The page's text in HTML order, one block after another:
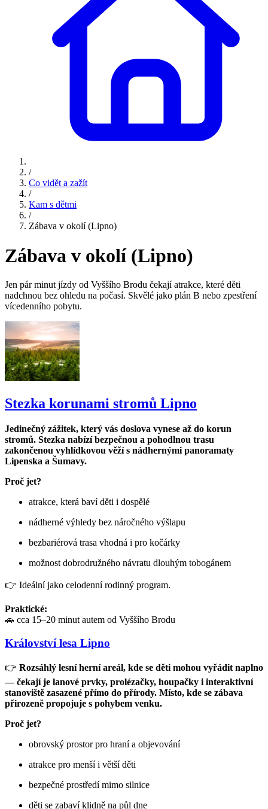
/
Co vidět a zažít
/
Kam s dětmi
/
Zábava v okolí (Lipno)
Zábava v okolí (Lipno)
Jen pár minut jízdy od Vyššího Brodu čekají atrakce, které děti
nadchnou bez ohledu na počasí. Skvělé jako plán B nebo zpestření
vícedenního pobytu.
Stezka korunami stromů Lipno
Jedinečný zážitek, který vás doslova vynese až do korun
stromů. Stezka nabízí bezpečnou a pohodlnou trasu
zakončenou vyhlídkovou věží s nádhernými panoramaty
Lipenska a Šumavy.
Proč jet?
atrakce, která baví děti i dospělé
nádherné výhledy bez náročného výšlapu
bezbariérová trasa vhodná i pro kočárky
možnost dobrodružného návratu dlouhým tobogánem
👉 Ideální jako celodenní rodinný program.
Praktické:
🚗 cca 15–20 minut autem od Vyššího Brodu
Království lesa Lipno
👉 Rozsáhlý lesní herní areál, kde se děti mohou vyřádit naplno
— čekají je lanové prvky, prolézačky, houpačky i interaktivní
stanoviště zasazené přímo do přírody. Místo, kde se zábava
přirozeně propojuje s pohybem venku.
Proč jet?
obrovský prostor pro hraní a objevování
atrakce pro menší i větší děti
bezpečné prostředí mimo silnice
děti se zabaví klidně na půl dne